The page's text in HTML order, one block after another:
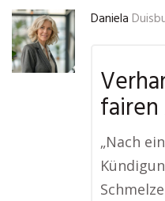
Daniela
„Nach